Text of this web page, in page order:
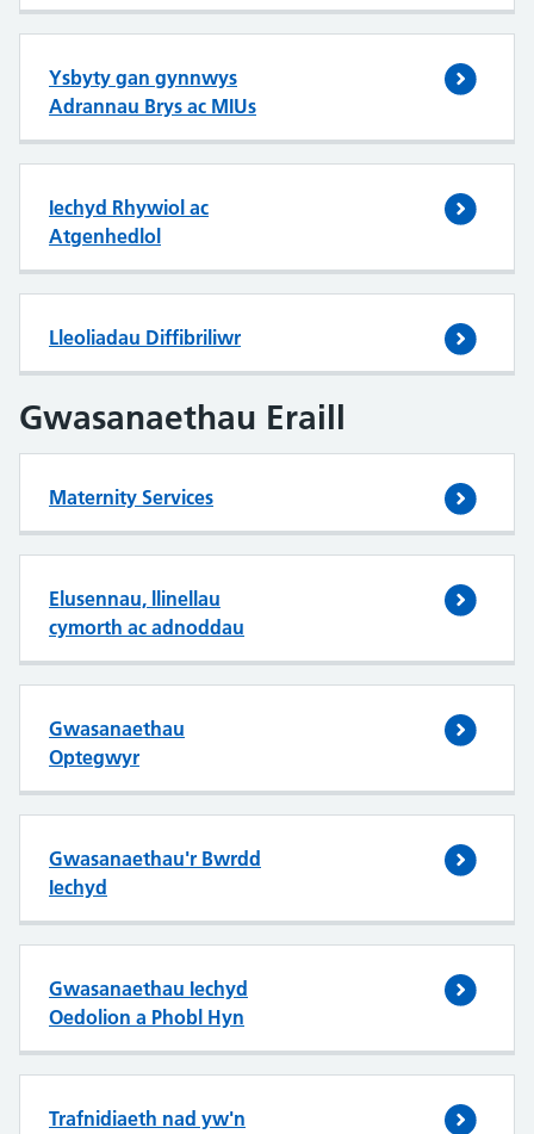
Ysbyty gan gynnwys
Adrannau Brys ac MIUs
Iechyd Rhywiol ac
Atgenhedlol
Lleoliadau Diffibriliwr
Gwasanaethau Eraill
Maternity Services
Elusennau, llinellau
cymorth ac adnoddau
Gwasanaethau
Optegwyr
Gwasanaethau'r Bwrdd
Iechyd
Gwasanaethau Iechyd
Oedolion a Phobl Hyn
Trafnidiaeth nad yw'n